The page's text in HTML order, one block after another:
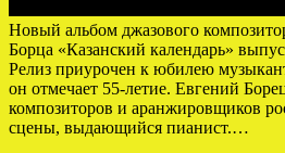
Новый альбом джазового
Борца «Казанский календарь»
Релиз приурочен к юбилею
он отмечает 55-летие. Евгений
композиторов и аранжировщиков
сцены, выдающийся пианист.…